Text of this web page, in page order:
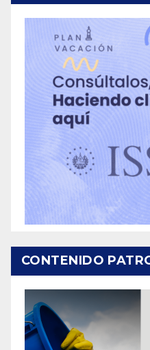
CONTENIDO